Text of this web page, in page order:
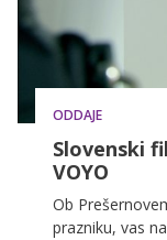
ODDAJE
Slovenski
VOYO
Ob
prazniku, vas